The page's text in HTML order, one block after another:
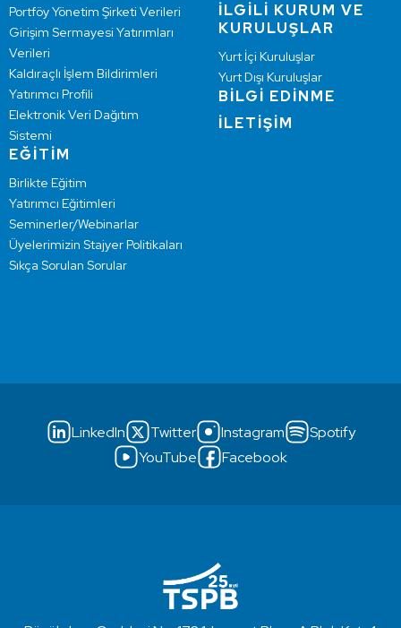
Portföy Yönetim Şirketi Verileri
Girişim Sermayesi Yatırımları
Verileri
Kaldıraçlı İşlem Bildirimleri
Yatırımcı Profili
Elektronik Veri Dağıtım
Sistemi
EĞİTİM
Birlikte Eğitim
Yatırımcı Eğitimleri
Seminerler/Webinarlar
Üyelerimizin Stajyer Politikaları
Sıkça Sorulan Sorular
İLGİLİ KURUM VE
KURULUŞLAR
Yurt İçi Kuruluşlar
Yurt Dışı Kuruluşlar
BİLGİ EDİNME
İLETİŞİM
LinkedIn Twitter Instagram
Spotify
YouTube
Facebook